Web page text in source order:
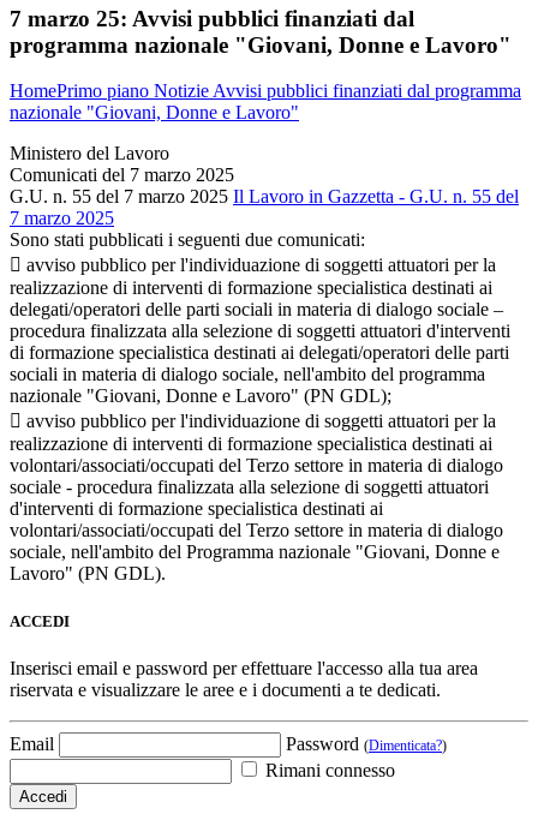
7 marzo 25: Avvisi pubblici finanziati dal
programma nazionale "Giovani, Donne e Lavoro"
HomePrimo piano NotizieAvvisi pubblici finanziati dal programma
nazionale "Giovani, Donne e Lavoro"
Ministero del Lavoro
Comunicati del 7 marzo 2025
G.U. n. 55 del 7 marzo 2025 Il Lavoro in Gazzetta - G.U. n. 55 del
7 marzo 2025
Sono stati pubblicati i seguenti due comunicati:
 avviso pubblico per l'individuazione di soggetti attuatori per la
realizzazione di interventi di formazione specialistica destinati ai
delegati/operatori delle parti sociali in materia di dialogo sociale –
procedura finalizzata alla selezione di soggetti attuatori d'interventi
di formazione specialistica destinati ai delegati/operatori delle parti
sociali in materia di dialogo sociale, nell'ambito del programma
nazionale "Giovani, Donne e Lavoro" (PN GDL);
 avviso pubblico per l'individuazione di soggetti attuatori per la
realizzazione di interventi di formazione specialistica destinati ai
volontari/associati/occupati del Terzo settore in materia di dialogo
sociale - procedura finalizzata alla selezione di soggetti attuatori
d'interventi di formazione specialistica destinati ai
volontari/associati/occupati del Terzo settore in materia di dialogo
sociale, nell'ambito del Programma nazionale "Giovani, Donne e
Lavoro" (PN GDL).
ACCEDI
Inserisci email e password per effettuare l'accesso alla tua area
riservata e visualizzare le aree e i documenti a te dedicati.
Email Password (Dimenticata?)
Rimani connesso